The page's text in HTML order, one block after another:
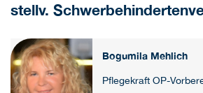
stellv.
Bogumila Mehlich
Pflegekraft OP-